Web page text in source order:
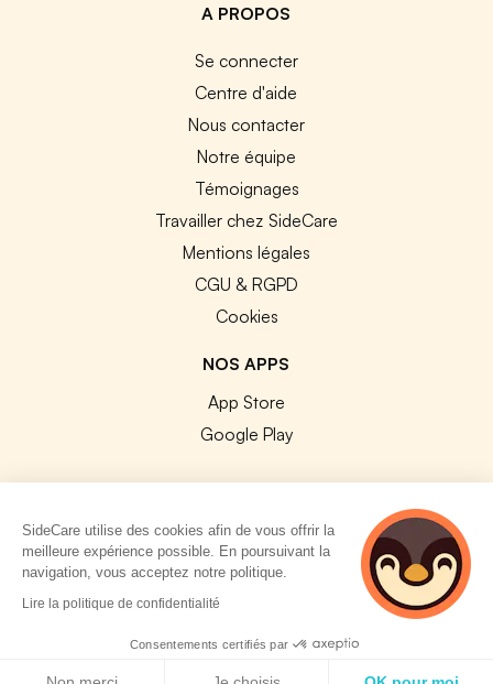
A PROPOS
Se connecter
Centre d'aide
Nous contacter
Notre équipe
Témoignages
Travailler chez SideCare
Mentions légales
CGU & RGPD
Cookies
NOS APPS
App Store
Google Play
© 2026 SideCare. Tous droits réservés.
SideCare utilise des cookies afin de vous offrir la
meilleure expérience possible. En poursuivant la
navigation, vous acceptez notre politique.
Lire la politique de confidentialité
Consentements certifiés par
3 personnes
consultent
actuellement cette